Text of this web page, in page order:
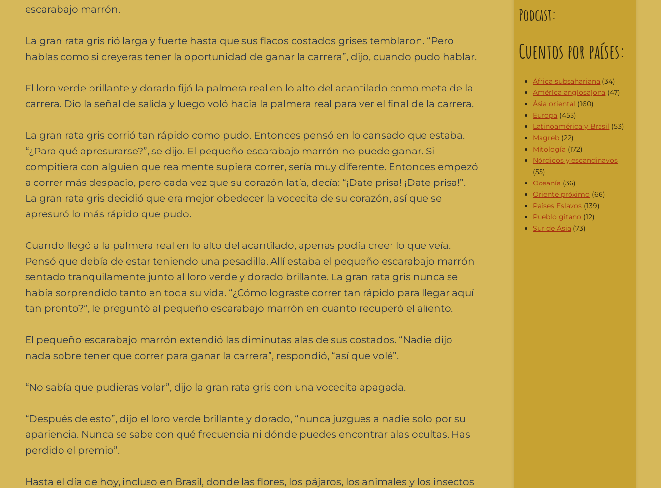
escarabajo marrón.
La gran rata gris rió larga y fuerte hasta que sus flacos costados grises temblaron. “Pero
hablas como si creyeras tener la oportunidad de ganar la carrera”, dijo, cuando pudo hablar.
El loro verde brillante y dorado fijó la palmera real en lo alto del acantilado como meta de la
carrera. Dio la señal de salida y luego voló hacia la palmera real para ver el final de la carrera.
La gran rata gris corrió tan rápido como pudo. Entonces pensó en lo cansado que estaba.
“¿Para qué apresurarse?”, se dijo. El pequeño escarabajo marrón no puede ganar. Si
compitiera con alguien que realmente supiera correr, sería muy diferente. Entonces empezó
a correr más despacio, pero cada vez que su corazón latía, decía: “¡Date prisa! ¡Date prisa!”.
La gran rata gris decidió que era mejor obedecer la vocecita de su corazón, así que se
apresuró lo más rápido que pudo.
Cuando llegó a la palmera real en lo alto del acantilado, apenas podía creer lo que veía.
Pensó que debía de estar teniendo una pesadilla. Allí estaba el pequeño escarabajo marrón
sentado tranquilamente junto al loro verde y dorado brillante. La gran rata gris nunca se
había sorprendido tanto en toda su vida. “¿Cómo lograste correr tan rápido para llegar aquí
tan pronto?”, le preguntó al pequeño escarabajo marrón en cuanto recuperó el aliento.
El pequeño escarabajo marrón extendió las diminutas alas de sus costados. “Nadie dijo
nada sobre tener que correr para ganar la carrera”, respondió, “así que volé”.
“No sabía que pudieras volar”, dijo la gran rata gris con una vocecita apagada.
“Después de esto”, dijo el loro verde brillante y dorado, “nunca juzgues a nadie solo por su
apariencia. Nunca se sabe con qué frecuencia ni dónde puedes encontrar alas ocultas. Has
perdido el premio”.
Hasta el día de hoy, incluso en Brasil, donde las flores, los pájaros, los animales y los insectos
Podcast:
Cuentos por países:
África subsahariana (34)
América anglosajona (47)
Ásia oriental (160)
Europa (455)
Latinoamérica y Brasil (53)
Magreb (22)
Mitología (172)
Nórdicos y escandinavos
(55)
Oceanía (36)
Oriente próximo (66)
Países Eslavos (139)
Pueblo gitano (12)
Sur de Ásia (73)